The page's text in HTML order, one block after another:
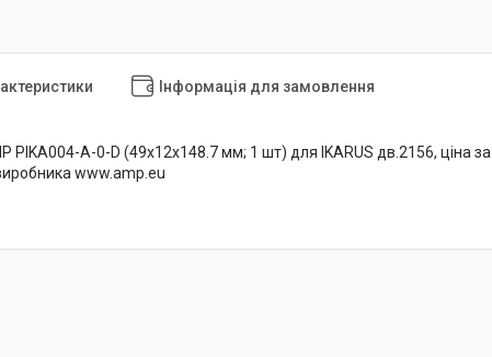
Інформація для замовлення
PIKA004-A-0-D (49x12x148.7 мм; 1 шт) для IKARUS дв.2156, ціна
www.amp.eu